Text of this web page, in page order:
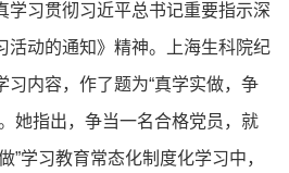
学习贯彻习近平总书记重要指示深
活动的通知》精神。上海生科院纪
习内容，作了题为“真学实做，争
她指出，争当一名合格党员，就
”学习教育常态化制度化学习中，